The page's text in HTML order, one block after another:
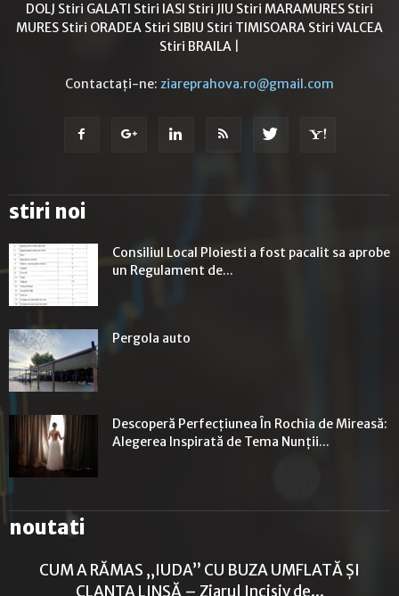
DOLJ Stiri GALATI Stiri IASI Stiri JIU Stiri MARAMURES Stiri
MURES Stiri ORADEA Stiri SIBIU Stiri TIMISOARA Stiri VALCEA
Stiri BRAILA
Contactați-ne: ziareprahova.ro@gmail.com
stiri noi
Consiliul Local Ploiesti a fost pacalit sa aprobe
un Regulament de...
Pergola auto
Descoperă Perfecțiunea În Rochia de Mireasă:
Alegerea Inspirată de Tema Nunții...
noutati
CUM A RĂMAS „IUDA” CU BUZA UMFLATĂ ȘI
CLANȚA LINSĂ – Ziarul Incisiv de...